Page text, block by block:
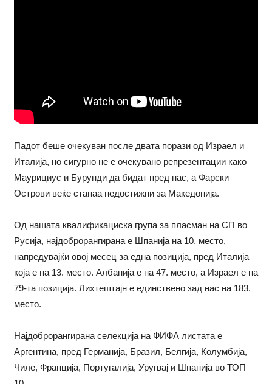
Падот беше очекуван после двата порази од Израел и
Италија, но сигурно не е очекувано репрезентации како
Маурициус и Бурунди да бидат пред нас, а Фарски
Острови веќе станаа недостижни за Македонија.
Од нашата квалификациска група за пласман на СП во
Русија, најдоброрангирана е Шпанија на 10. место,
напредувајќи овој месец за една позиција, пред Италија
која е на 13. место. Албанија е на 47. место, а Израел е на
79-та позиција. Лихтештајн е единствено зад нас на 183.
место.
Најдоброрангирана селекција на ФИФА листата е
Аргентина, пред Германија, Бразил, Белгија, Колумбија,
Чиле, Франција, Португалија, Уругвај и Шпанија во ТОП